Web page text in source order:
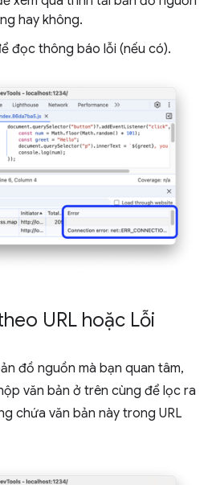
hay không.
đọc thông báo lỗi (nếu có).
URL hoặc Lỗi
đồ nguồn mà bạn quan tâm,
văn bản ở trên cùng để lọc ra
chứa văn bản này trong URL